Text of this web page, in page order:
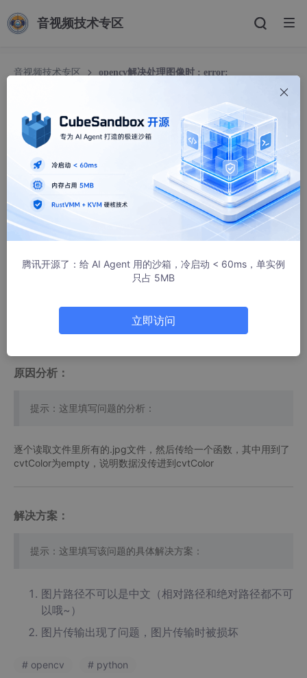
音视频技术专区
音视频技术专区
opencv解决处理图像时 : error:
opencv解决处理图像时 : error: (-215:Assertion f
ailed) !_src.empty() in function ‘cv::cvtColor‘
阿里小阿希
2475人浏览 · 2022-11-14 09:23:31
项目场景：
in function ‘cv::cvtColor’
原因分析：
提示：这里填写问题的分析：
逐个读取文件里所有的.jpg文件，然后传给一个函数，其中用到了
cvtColor为empty，说明数据没传进到cvtColor
解决方案：
提示：这里填写该问题的具体解决方案：
图片路径不可以是中文（相对路径和绝对路径都不可
以哦~）
图片传输出现了问题，图片传输时被损坏
# opencv # python
腾讯开源了：给 AI Agent 用的沙箱，冷启动 < 60ms，单实例
只占 5MB
立即访问